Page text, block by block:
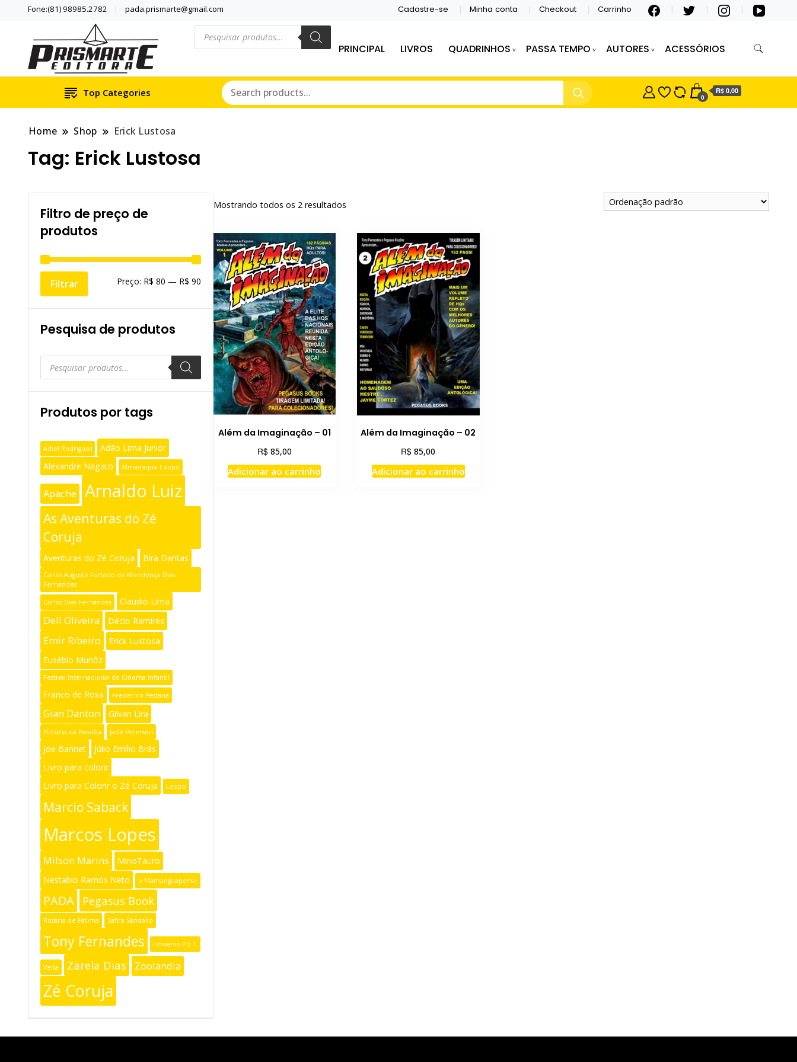
Fone:(81) 98985.2782 pada.prismarte@gmail.com Cadastre-se Minha conta Checkout Carrinho
Pesquisar
produtos
PRINCIPAL LIVROS QUADRINHOS PASSA TEMPO AUTORES ACESSÓRIOS
Top Categories 0
R$ 0,00
Home Shop Erick Lustosa
Tag: Erick Lustosa
Mostrando todos os 2 resultados
Além da Imaginação – 01
R$ 85,00
Adicionar ao carrinho
Além da Imaginação – 02
R$ 85,00
Adicionar ao carrinho
Filtro de preço de
produtos
Preço
mínimo
Preço
máximo
Filtrar Preço: R$ 80 — R$ 90
Pesquisa de produtos
Pesquisar
produtos
Produtos por tags
Adiel Rodrigues
Adão Lima Junior
Alexandre Nagato
Almanaque Loopo
Apache Arnaldo Luiz
As Aventuras do Zé
Coruja
Aventuras do Zé Coruja Bira Dantas
Carlos Augusto Furtado de Mendonça Dias
Fernandes
Carlos Dias Fernandes Claudio Lima
Dell Oliveira Décio Ramires
Emir Ribeiro
Erick Lustosa
Eusébio Munõz
Festival Internacional de Cinema Infantil
Franco de Rosa Frederico Pestana
Gian Danton Gilvan Lira
Historia da Paraíba Jade Petersen
Joe Bannet
Júlio Emílio Brás
Livro para colorir
Livro para Colorir o Zé Coruja
Loopo
Marcio Saback
Marcos Lopes
Milson Marins
MinoTauro
Nestablo Ramos Neto
o Mamanguapense
PADA Pegasus Book
Rosária de Fátima Safira Sándallo
Tony Fernandes Universo P.E.T.
Velta Zarela Dias Zoolandia
Zé Coruja